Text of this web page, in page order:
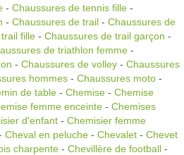
- Chaussures de tennis fille -
- Chaussures de trail - Chaussures de
fille - Chaussures de trail garçon -
de triathlon femme -
- Chaussures de volley - Chaussures
hommes - Chaussures moto -
de table - Chemise - Chemise
femme enceinte - Chemises
d'enfant - Chemisier femme
Cheval en peluche - Chevalet - Chevet
charpente - Chevillère de football -